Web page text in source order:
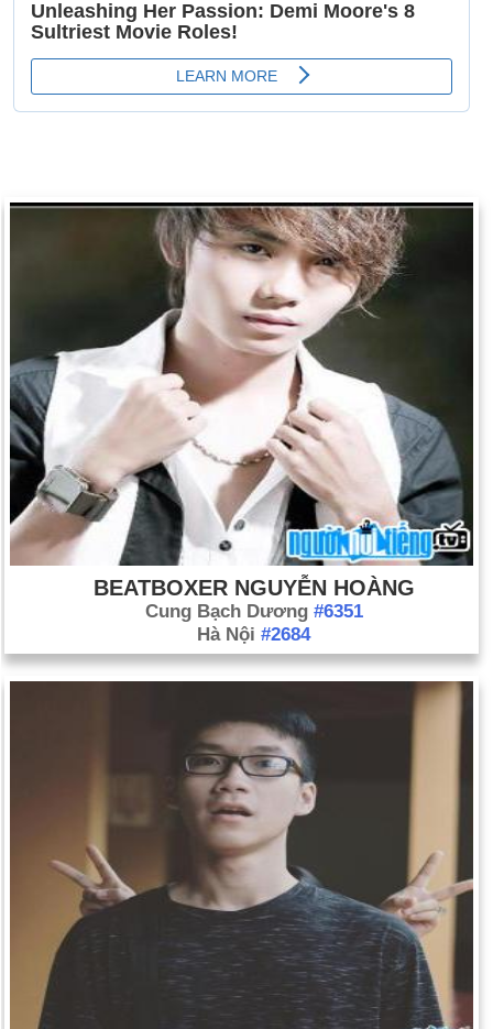
BEATBOXER NGUYỄN HOÀNG
Cung Bạch Dương #6351
Hà Nội #2684